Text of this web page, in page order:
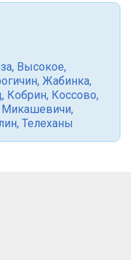
, Высокое,
, Жабинка,
, Кобрин, Коссово,
Микашевичи,
, Телеханы